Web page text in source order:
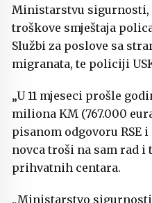
Ministarstvu
troškove smještaja
Službi za poslove sa
migranata, te policiji
„U 11 mjeseci prošle
miliona KM (767.000
pisanom odgovoru RSE
novca troši na sam rad
prihvatnih centara.
„Ministarstvo sigurnosti